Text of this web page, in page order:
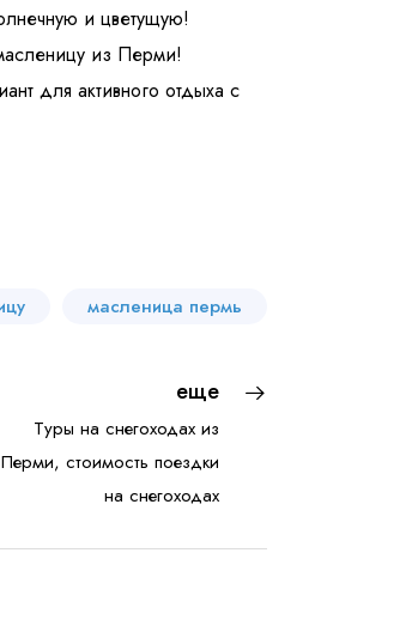
и цветущую!
из Перми!
для активного отдыха с
масленица пермь
еще
Туры на снегоходах из
Перми, стоимость поездки
на снегоходах